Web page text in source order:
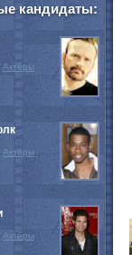
кандидаты:
Актёры
Актёры
Актёры